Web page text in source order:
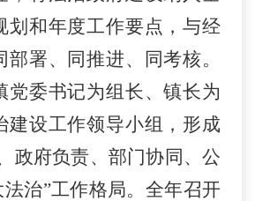
划和年度工作要点，与经
署、同推进、同考核。
党委书记为组长、镇长为
建设工作领导小组，形成
政府负责、部门协同、公
法治”工作格局。全年召开